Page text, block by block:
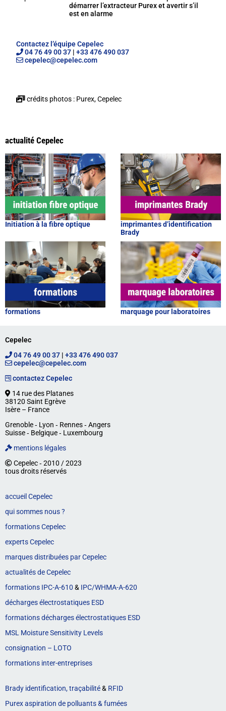
démarrer l’extracteur Purex et avertir s’il
est en alarme
Contactez l’équipe Cepelec
04 76 49 00 37 |+33 476 490 037
cepelec@cepelec.com
crédits photos : Purex, Cepelec
actualité Cepelec
Initiation à la fibre optique
imprimantes d’identification
Brady
formations marquage pour laboratoires
Cepelec
04 76 49 00 37 | +33 476 490 037
cepelec@cepelec.com
contactez Cepelec
14 rue des Platanes
38120 Saint Egrève
Isère – France
Grenoble ‐ Lyon ‐ Rennes ‐ Angers
Suisse ‐ Belgique ‐ Luxembourg
mentions légales
Cepelec ‐ 2010 / 2023
tous droits réservés
accueil Cepelec
qui sommes nous ?
formations Cepelec
experts Cepelec
marques distribuées par Cepelec
actualités de Cepelec
formations IPC-A-610 & IPC/WHMA-A-620
décharges électrostatiques ESD
formations décharges électrostatiques ESD
MSL Moisture Sensitivity Levels
consignation – LOTO
formations inter-entreprises
Brady identification, traçabilité& RFID
Purex aspiration de polluants & fumées